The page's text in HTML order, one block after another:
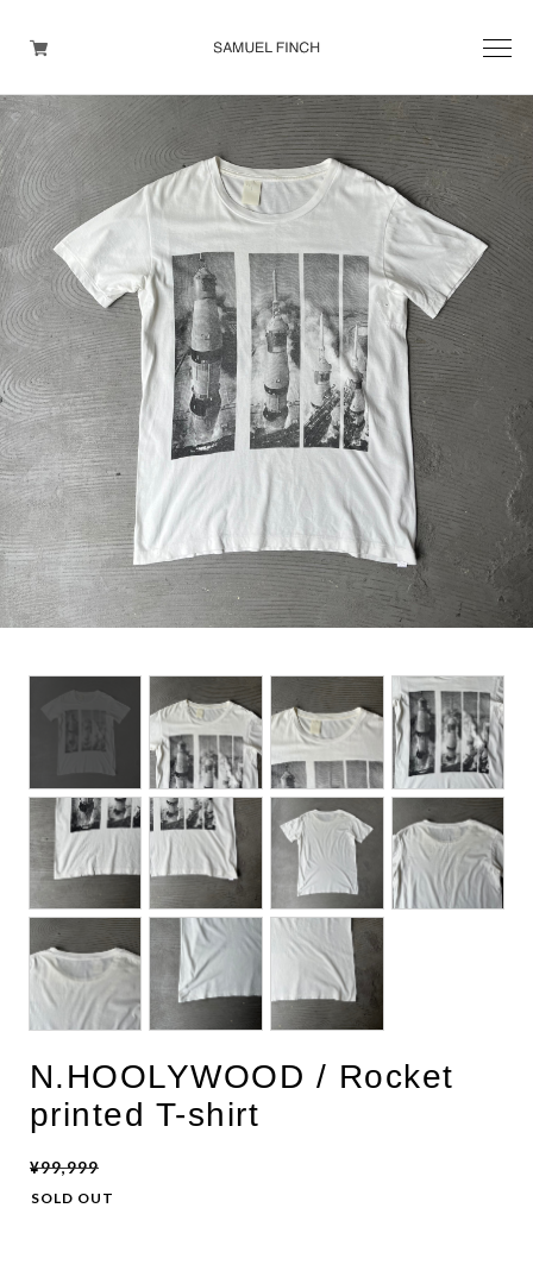
Men's
Maison Martin Margiela
Helmut Lang
Yohji Yamamoto
Other brands
TOPS
OUTER WEAR
BOTTOMS
DESIGNERS ARCHIVES
N.HOOLYWOOD / Rocket
printed T-shirt
¥99,999
SOLD OUT